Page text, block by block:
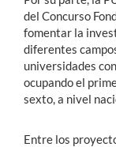
del Concurso
fomentar la
diferentes
universidades
ocupando el
sexto, a nivel
Entre los